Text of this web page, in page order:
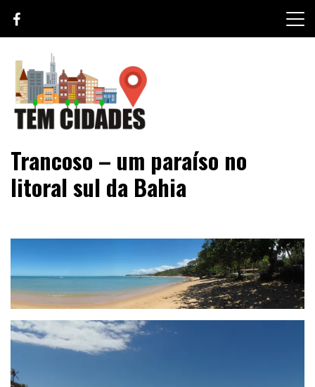
content
TEM CIDADES
Trancoso – um paraíso no
litoral sul da Bahia